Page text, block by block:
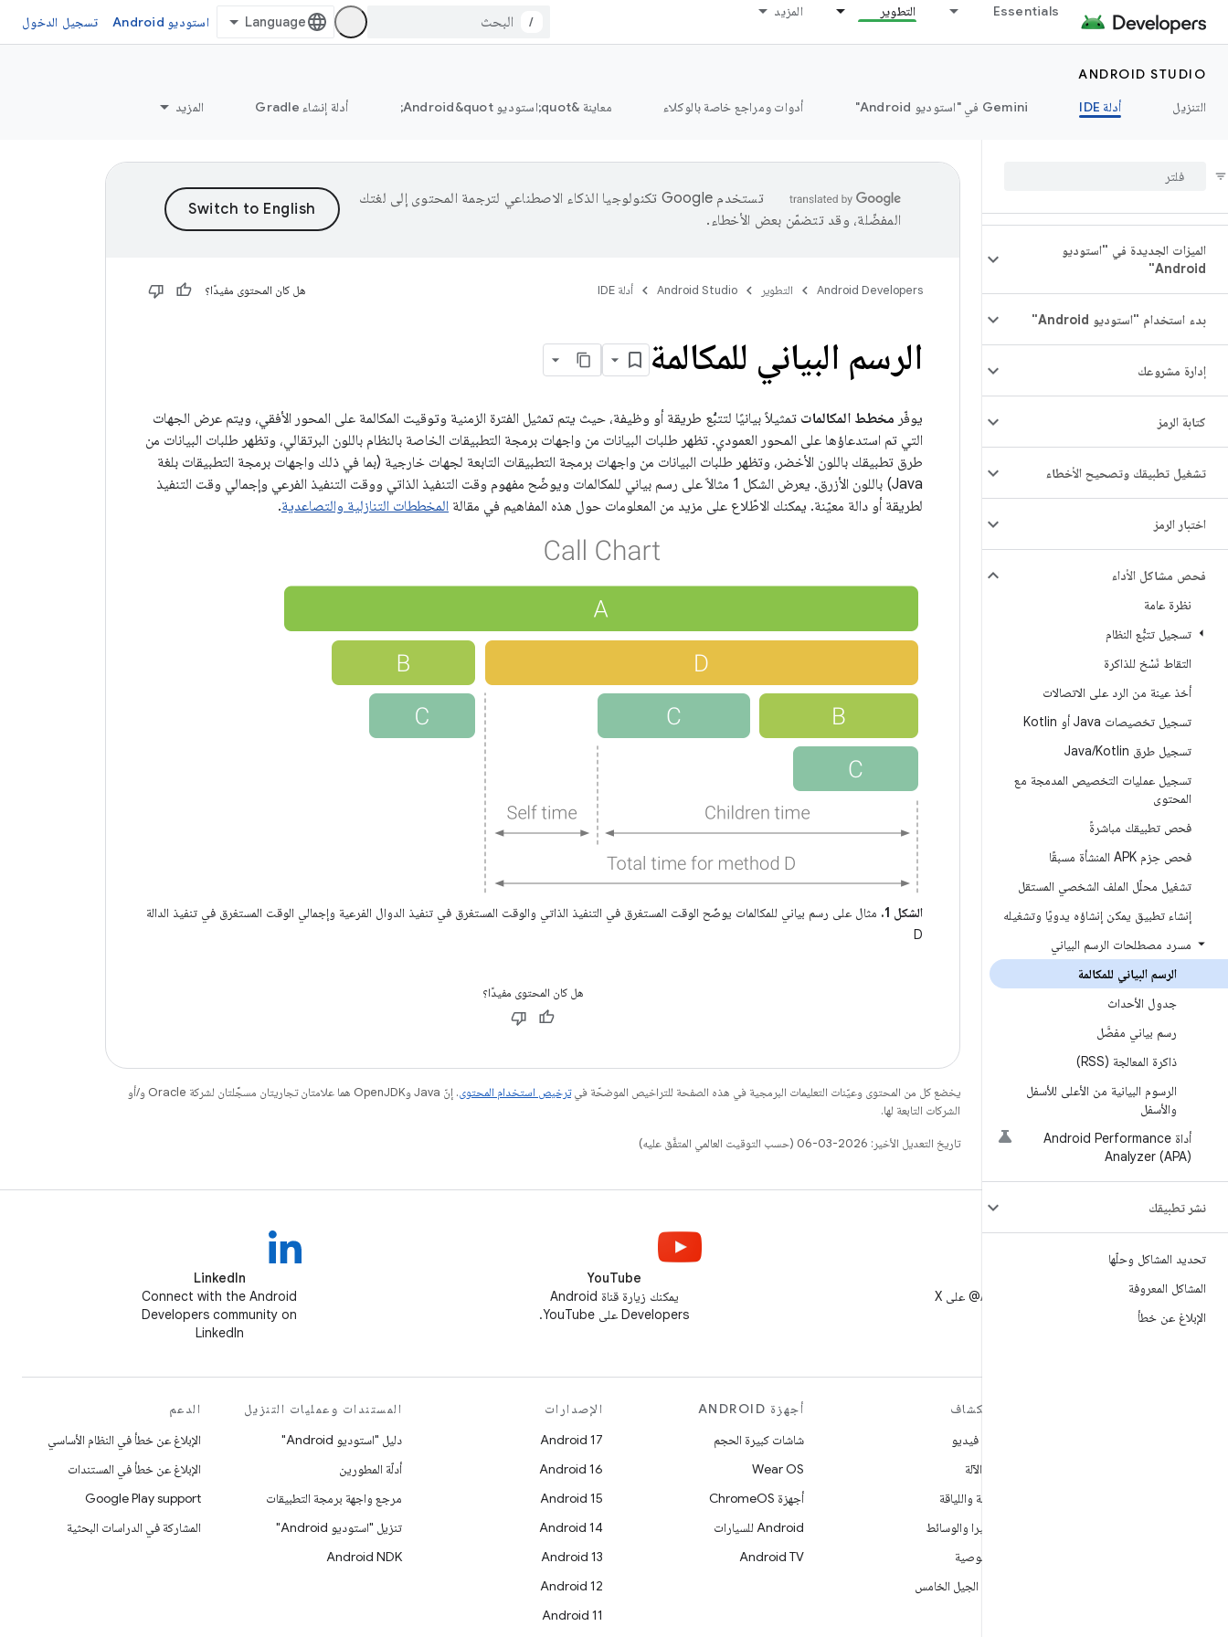
Essentials التطوير المزيد
/ استوديو Android تسجيل الدخول
ANDROID STUDIO
التنزيل
أدلة IDE ‫Gemini في "استوديو Android" أدوات ومراجع خاصة بالوكلاء معاينة &quot;استوديو Android&quot; أدلة إنشاء Gradle المزيد
الميزات الجديدة في "استوديو
Android"
بدء استخدام "استوديو Android"
إدارة مشروعك
كتابة الرمز
تشغيل تطبيقك وتصحيح الأخطاء
اختبار الرمز
فحص مشاكل الأداء
نظرة عامة
تسجيل تتبُّع النظام
التقاط نَسْخ للذاكرة
أخذ عينة من الرد على الاتصالات
تسجيل تخصيصات Java أو Kotlin
تسجيل طرق Java
/Kotlin
تسجيل عمليات التخصيص المدمجة مع
المحتوى
فحص تطبيقك مباشرةً
فحص حِزم APK المنشأة مسبقًا
تشغيل محلّل الملف الشخصي المستقل
إنشاء تطبيق يمكن إنشاؤه يدويًا وتشغيله
مسرد مصطلحات الرسم البياني
الرسم البياني للمكالمة
جدول الأحداث
رسم بياني مفصَّل
ذاكرة المعالجة (RSS)
الرسوم البيانية من الأعلى للأسفل
والأسفل
أداة Android Performance
Analyzer (APA)
نشر تطبيقك
تحديد المشاكل وحلّها
المشاكل المعروفة
الإبلاغ عن خطأ
تستخدم Google تكنولوجيا الذكاء الاصطناعي لترجمة المحتوى إلى لغتك
المفضّلة، وقد تتضمّن بعض الأخطاء.
Android Developers التطوير Android Studio أدلة IDE هل كان المحتوى مفيدًا؟
الرسم البياني للمكالمة
يوفّر مخطط المكالمات تمثيلاً بيانيًا لتتبُّع طريقة أو وظيفة، حيث يتم تمثيل الفترة الزمنية وتوقيت المكالمة على المحور الأفقي، ويتم عرض الجهات
التي تم استدعاؤها على المحور العمودي. تظهر طلبات البيانات من واجهات برمجة التطبيقات الخاصة بالنظام باللون البرتقالي، وتظهر طلبات البيانات من
طرق تطبيقك باللون الأخضر، وتظهر طلبات البيانات من واجهات برمجة التطبيقات التابعة لجهات خارجية (بما في ذلك واجهات برمجة التطبيقات بلغة
Java) باللون الأزرق. يعرض الشكل 1 مثالاً على رسم بياني للمكالمات ويوضّح مفهوم وقت التنفيذ الذاتي ووقت التنفيذ الفرعي وإجمالي وقت التنفيذ
لطريقة أو دالة معيّنة. يمكنك الاطّلاع على مزيد من المعلومات حول هذه المفاهيم في مقالة المخططات التنازلية والتصاعدية.
الشكل 1.
مثال على رسم بياني للمكالمات يوضّح الوقت المستغرق في التنفيذ الذاتي والوقت المستغرق في تنفيذ الدوال الفرعية وإجمالي الوقت المستغرق في تنفيذ الدالة
D
هل كان المحتوى مفيدًا؟
يخضع كل من المحتوى وعيّنات التعليمات البرمجية في هذه الصفحة للتراخيص الموضحّة فيترخيص استخدام المحتوى
. إنّ Java وOpenJDK هما علامتان تجاريتان مسجَّلتان لشركة Oracle و/أو
الشركات التابعة لها.
تاريخ التعديل الأخير: 2026-03-06 (حسب التوقيت العالمي المتفَّق عليه)
YouTube
يمكنك زيارة قناة Android
Developers على YouTube.
LinkedIn
Connect with the Android
Developers community on
LinkedIn
استكشاف
ألعاب فيديو
تعلُم الآلة
الصحة واللياقة
الكاميرا والوسائط
الخصوصية
شبكة الجيل الخامس
أجهزة ANDROID
شاشات كبيرة الحجم
Wear OS
أجهزة ChromeOS
Android للسيارات
Android TV
الإصدارات
Android 17
Android 16
Android 15
Android 14
Android 13
Android 12
Android 11
المستندات وعمليات التنزيل
دليل "استوديو Android"
أدلّة المطورين
مرجع واجهة برمجة التطبيقات
تنزيل "استوديو Android"
Android NDK
الدعم
الإبلاغ عن خطأ في النظام الأساسي
الإبلاغ عن خطأ في المستندات
Google Play support
المشاركة في الدراسات البحثية